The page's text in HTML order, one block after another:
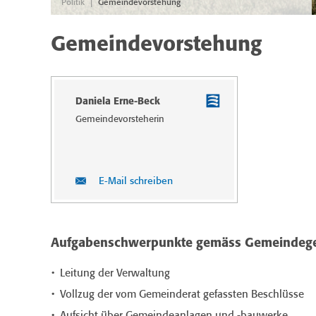
Politik Gemeindevorstehung
Gemeindevorstehung
Daniela Erne-Beck
Gemeindevor­steherin
E-Mail schreiben
Aufgabenschwerpunkte gemäss
Leitung der Verwaltung
Vollzug der vom Gemeinderat gefassten Beschlüsse